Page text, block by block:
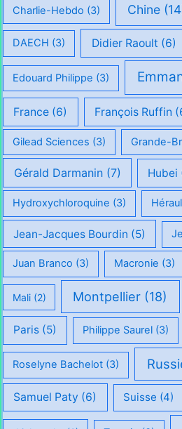
Charlie-Hebdo (3) Chine
DAECH (3) Didier Raoult (6)
Edouard Philippe (3)
France (6) François Ruffin
Gilead Sciences (3) Grande-
Gérald Darmanin(7) Hubei
Hydroxychloroquine (3)
Jean-Jacques Bourdin (5)
Juan Branco (3) Macronie (3)
Mali(2) Montpellier (18)
Paris(5) Philippe Saurel (3)
Roselyne Bachelot (3)
Samuel Paty (6) Suisse (4)